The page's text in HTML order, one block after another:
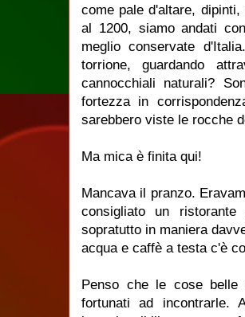
come pale d'altare,
al 1200, siamo andati
meglio conservate
torrione, guardando
cannocchiali naturali?
fortezza in
sarebbero viste le rocche
Ma mica è finita qui!
Mancava il pranzo.
consigliato un
sopratutto in maniera
acqua e caffè a testa c'è
Penso che le cose belle
fortunati ad incontrarle.